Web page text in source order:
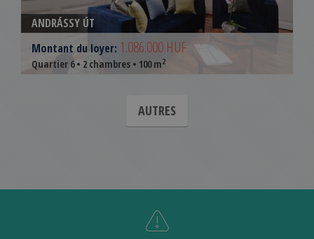
ANDRÁSSY ÚT
Montant du loyer: 1.086.000 HUF
Quartier 6 • 2 chambres • 100 m2
AUTRES